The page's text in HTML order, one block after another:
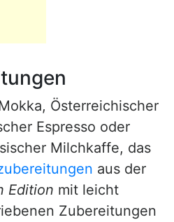
Österreichischer
Espresso oder
Milchkaffe, das
aus der
Edition mit leicht
Zubereitungen